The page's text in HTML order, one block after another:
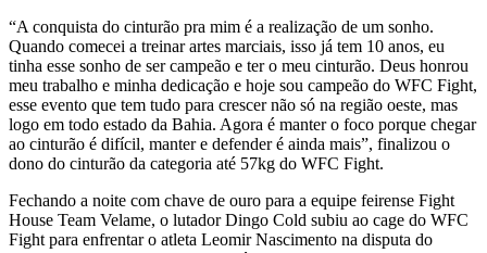
“A conquista do cinturão pra mim é a realização de um sonho.
Quando comecei a treinar artes marciais, isso já tem 10 anos, eu
tinha esse sonho de ser campeão e ter o meu cinturão. Deus honrou
meu trabalho e minha dedicação e hoje sou campeão do WFC Fight,
esse evento que tem tudo para crescer não só na região oeste, mas
logo em todo estado da Bahia. Agora é manter o foco porque chegar
ao cinturão é difícil, manter e defender é ainda mais”, finalizou o
dono do cinturão da categoria até 57kg do WFC Fight.
Fechando a noite com chave de ouro para a equipe feirense Fight
House Team Velame, o lutador Dingo Cold subiu ao cage do WFC
Fight para enfrentar o atleta Leomir Nascimento na disputa do